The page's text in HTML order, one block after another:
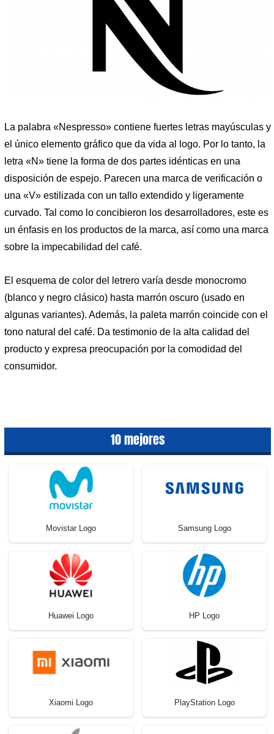
La palabra «Nespresso» contiene fuertes letras mayúsculas y
el único elemento gráfico que da vida al logo. Por lo tanto, la
letra «N» tiene la forma de dos partes idénticas en una
disposición de espejo. Parecen una marca de verificación o
una «V» estilizada con un tallo extendido y ligeramente
curvado. Tal como lo concibieron los desarrolladores, este es
un énfasis en los productos de la marca, así como una marca
sobre la impecabilidad del café.
El esquema de color del letrero varía desde monocromo
(blanco y negro clásico) hasta marrón oscuro (usado en
algunas variantes). Además, la paleta marrón coincide con el
tono natural del café. Da testimonio de la alta calidad del
producto y expresa preocupación por la comodidad del
consumidor.
10 mejores
Movistar Logo Samsung Logo
Huawei Logo HP Logo
Xiaomi Logo PlayStation Logo